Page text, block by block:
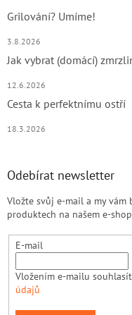
Grilování? Umíme!
3.8.2026
Jak vybrat (domácí)
12.6.2026
Cesta k perfektnímu ostří
18.3.2026
Odebírat newsletter
Vložte svůj e-mail a my vám
produktech na našem e-
E-mail
Vložením e-mailu
údajů